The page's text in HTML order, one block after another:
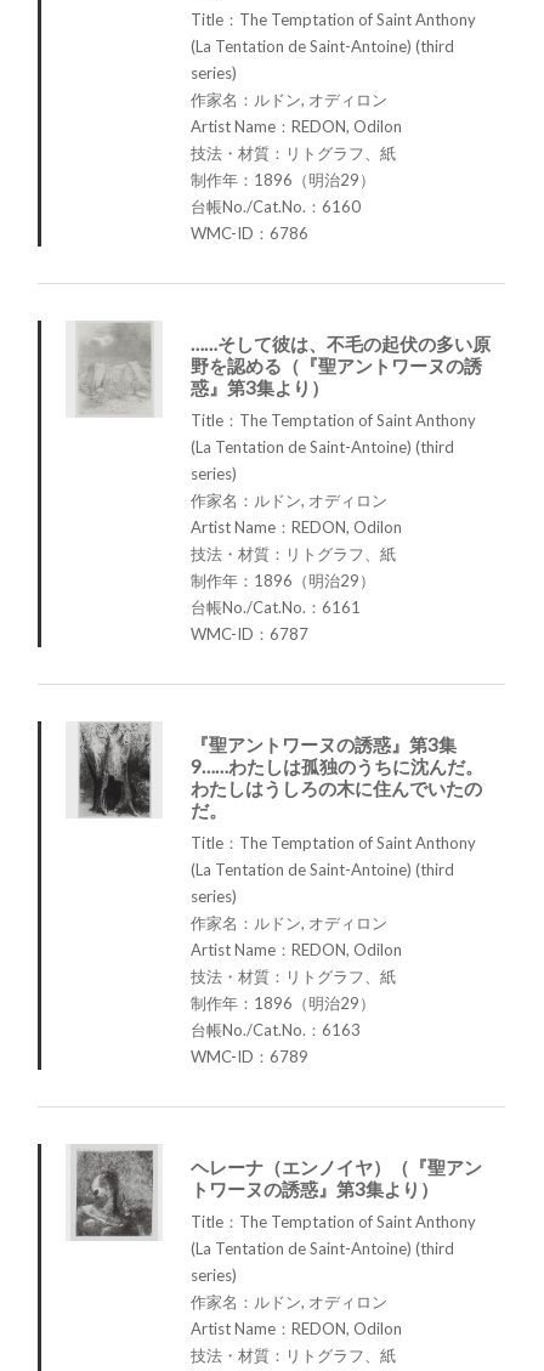
Title：The Temptation of Saint Anthony
(La Tentation de Saint-Antoine) (third
series)
作家名：ルドン, オディロン
Artist Name：REDON, Odilon
技法・材質：リトグラフ、紙
制作年：1896（明治29）
台帳No./Cat.No.：6160
WMC-ID：6786
……そして彼は、不毛の起伏の多い原
野を認める（『聖アントワーヌの誘
惑』第3集より）
Title：The Temptation of Saint Anthony
(La Tentation de Saint-Antoine) (third
series)
作家名：ルドン, オディロン
Artist Name：REDON, Odilon
技法・材質：リトグラフ、紙
制作年：1896（明治29）
台帳No./Cat.No.：6161
WMC-ID：6787
『聖アントワーヌの誘惑』第3集
9……わたしは孤独のうちに沈んだ。
わたしはうしろの木に住んでいたの
だ。
Title：The Temptation of Saint Anthony
(La Tentation de Saint-Antoine) (third
series)
作家名：ルドン, オディロン
Artist Name：REDON, Odilon
技法・材質：リトグラフ、紙
制作年：1896（明治29）
台帳No./Cat.No.：6163
WMC-ID：6789
ヘレーナ（エンノイヤ）（『聖アン
トワーヌの誘惑』第3集より）
Title：The Temptation of Saint Anthony
(La Tentation de Saint-Antoine) (third
series)
作家名：ルドン, オディロン
Artist Name：REDON, Odilon
技法・材質：リトグラフ、紙